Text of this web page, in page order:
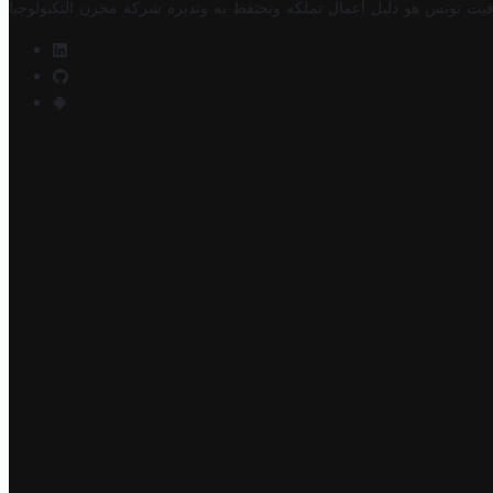
تونس هو دليل أعمال تملكه وتحتفظ به وتديره شركة مخزن التكنولوجيا